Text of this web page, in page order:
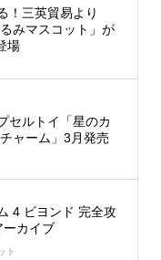
！三英貿易より
みマスコット」が
場
セルトイ「星のカ
ャーム」3月発売
4 ビヨンド 完全攻
ーカイブ
ト